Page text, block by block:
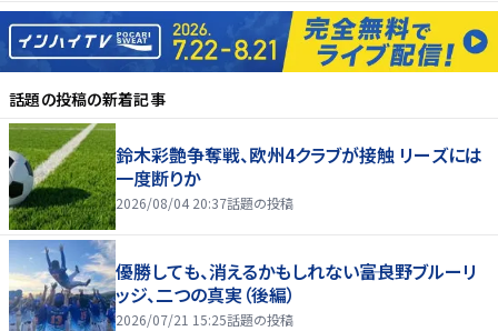
話題の投稿の新着記事
鈴木彩艶争奪戦、欧州4クラブが接触 リーズには
一度断りか
2026/08/04 20:37話題の投稿
優勝しても、消えるかもしれない――富良野ブルーリ
ッジ、二つの真実（後編）
2026/07/21 15:25話題の投稿